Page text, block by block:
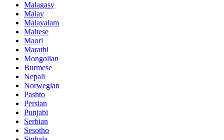
Malagasy
Malay
Malayalam
Maltese
Maori
Marathi
Mongolian
Burmese
Nepali
Norwegian
Pashto
Persian
Punjabi
Serbian
Sesotho